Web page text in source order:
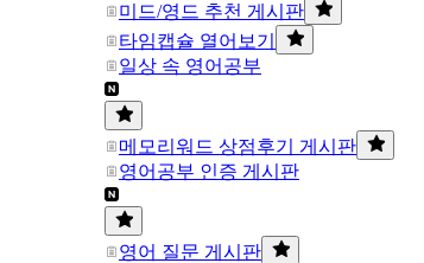
미드/영드 추천 게시판
타임캡슐 열어보기
일상 속 영어공부
메모리워드 상점후기 게시판
영어공부 인증 게시판
영어 질문 게시판